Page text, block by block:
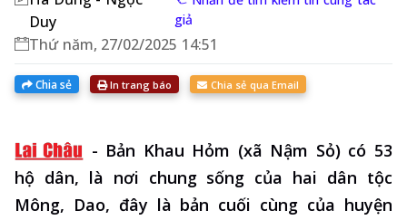
Duy
giả
Thứ năm, 27/02/2025 14:51
Chia sẻ In trang báo Chia sẻ qua Email
- Bản Khau Hỏm (xã Nậm Sỏ) có 53
hộ dân, là nơi chung sống của hai dân tộc
Mông, Dao, đây là bản cuối cùng của huyện